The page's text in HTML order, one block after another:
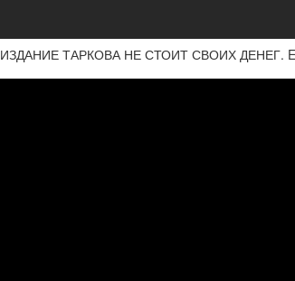
ТАРКОВА НЕ СТОИТ СВОИХ ДЕНЕГ.